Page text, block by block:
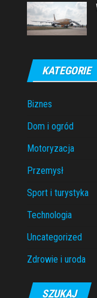
KATEGORIE
Biznes
Dom i ogród
Motoryzacja
Przemysł
Sport i turystyka
Technologia
Uncategorized
Zdrowie i uroda
SZUKAJ